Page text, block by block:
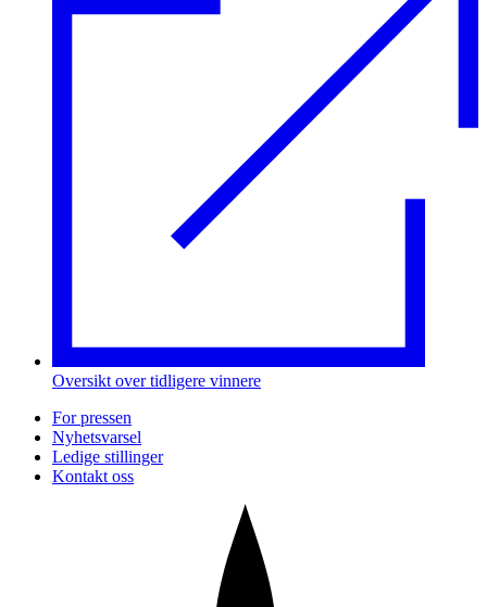
Oversikt over tidligere vinnere
For pressen
Nyhetsvarsel
Ledige stillinger
Kontakt oss